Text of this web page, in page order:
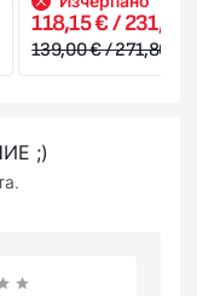
118,15 € / 231,08
139,00 € / 271,86 лв.
;)